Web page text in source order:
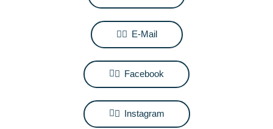
E-Mail
Facebook
Instagram